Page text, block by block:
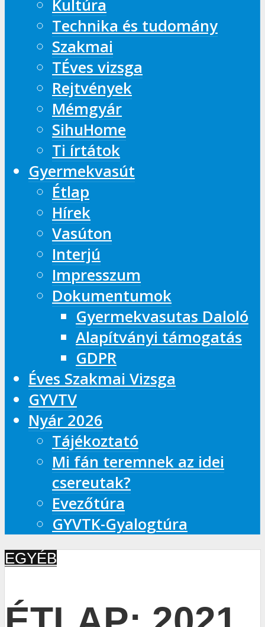
Kultúra
Technika és tudomány
Szakmai
TÉves vizsga
Rejtvények
Mémgyár
SihuHome
Ti írtátok
Gyermekvasút
Étlap
Hírek
Vasúton
Interjú
Impresszum
Dokumentumok
Gyermekvasutas Daloló
Alapítványi támogatás
GDPR
Éves Szakmai Vizsga
GYVTV
Nyár 2026
Tájékoztató
Mi fán teremnek az idei
csereutak?
Evezőtúra
GYVTK-Gyalogtúra
EGYÉB